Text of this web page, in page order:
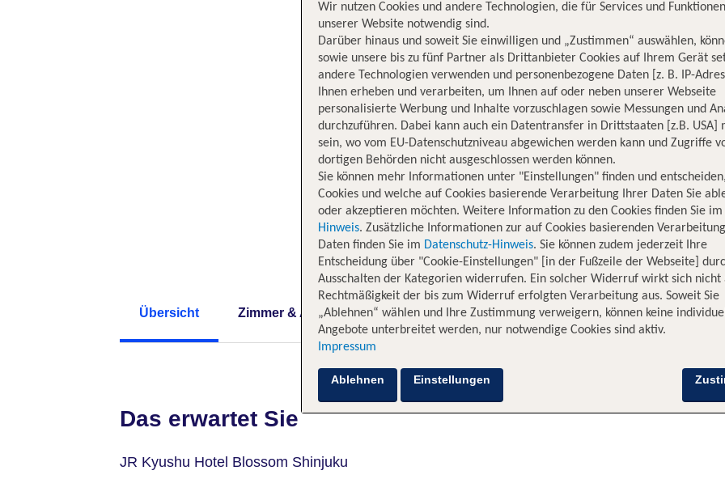
Übersicht Zimmer & Angebote Hotelinformationen Lage Bewertungen
Das erwartet Sie
JR Kyushu Hotel Blossom Shinjuku
Wir nutzen Cookies und andere Technologien, die für Services und
unserer Website notwendig sind.
Darüber hinaus und soweit Sie einwilligen und „Zustimmen“ auswählen,
sowie unsere bis zu fünf Partner als Drittanbieter Cookies auf Ihrem Gerät
andere Technologien verwenden und personenbezogene Daten [z. B. IP-
Ihnen erheben und verarbeiten, um Ihnen auf oder neben unserer Webseite
personalisierte Werbung und Inhalte vorzuschlagen sowie Messungen und
durchzuführen. Dabei kann auch ein Datentransfer in Drittstaaten [z.B. USA]
sein, wo vom EU-Datenschutzniveau abgewichen werden kann und Zugriffe
dortigen Behörden nicht ausgeschlossen werden können.
Sie können mehr Informationen unter "Einstellungen" finden und
Cookies und welche auf Cookies basierende Verarbeitung Ihrer Daten Sie
oder akzeptieren möchten. Weitere Information zu den Cookies finden Sie im
Hinweis. Zusätzliche Informationen zur auf Cookies basierenden
Daten finden Sie im Datenschutz-Hinweis. Sie können zudem jederzeit Ihre
Entscheidung über "Cookie-Einstellungen" [in der Fußzeile der Webseite]
Ausschalten der Kategorien widerrufen. Ein solcher Widerruf wirkt sich nicht
Rechtmäßigkeit der bis zum Widerruf erfolgten Verarbeitung aus. Soweit Sie
„Ablehnen“ wählen und Ihre Zustimmung verweigern, können keine
Angebote unterbreitet werden, nur notwendige Cookies sind aktiv.
Impressum
Ablehnen Einstellungen